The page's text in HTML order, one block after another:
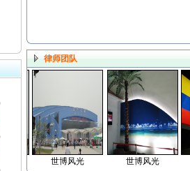
律师团队
世博风光 世博风光